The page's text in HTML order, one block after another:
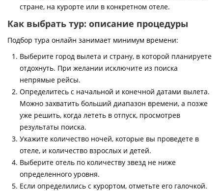
стране, на курорте или в конкретном отеле.
Как выбрать тур: описание процедуры
Подбор тура онлайн занимает минимум времени:
Выберите город вылета и страну, в которой планируете
отдохнуть. При желании исключите из поиска
непрямые рейсы.
Определитесь с начальной и конечной датами вылета.
Можно захватить больший диапазон времени, а позже
уже решить, когда лететь в отпуск, просмотрев
результаты поиска.
Укажите количество ночей, которые вы проведете в
отеле, и количество взрослых и детей.
Выберите отель по количеству звезд не ниже
определенного уровня.
Если определились с курортом, отметьте его галочкой.